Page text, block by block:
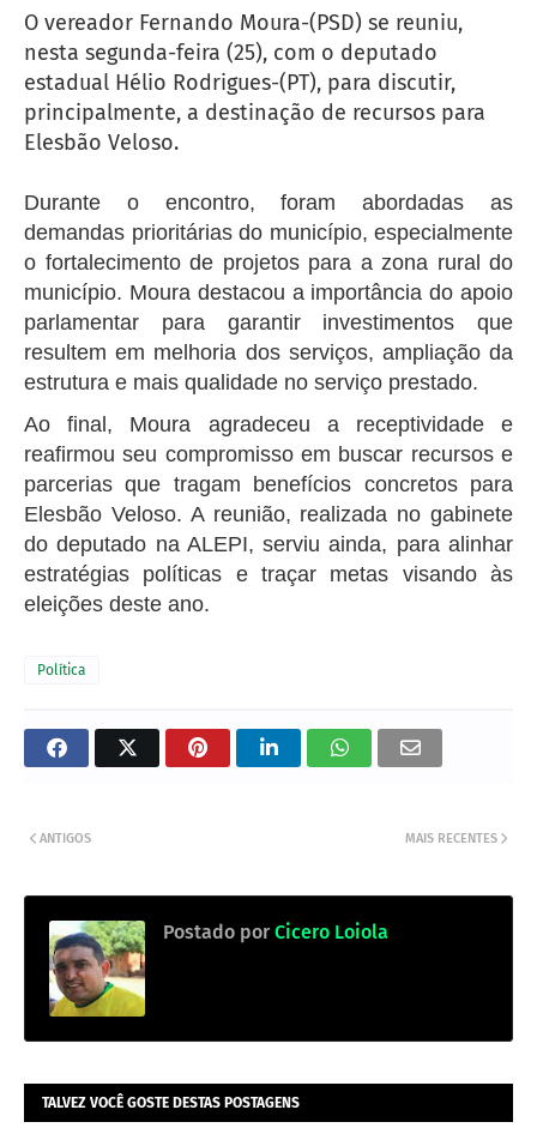
O vereador Fernando Moura-(PSD) se reuniu,
nesta segunda-feira (25), com o deputado
estadual Hélio Rodrigues-(PT), para discutir,
principalmente, a destinação de recursos para
Elesbão Veloso.
Durante o encontro, foram abordadas as
demandas prioritárias do município, especialmente
o fortalecimento de projetos para a zona rural do
município. Moura destacou a importância do apoio
parlamentar para garantir investimentos que
resultem em melhoria dos serviços, ampliação da
estrutura e mais qualidade no serviço prestado.
Ao final, Moura agradeceu a receptividade e
reafirmou seu compromisso em buscar recursos e
parcerias que tragam benefícios concretos para
Elesbão Veloso. A reunião, realizada no gabinete
do deputado na ALEPI, serviu ainda, para alinhar
estratégias políticas e traçar metas visando às
eleições deste ano.
Política
MAIS RECENTES
ANTIGOS
Postado por Cicero Loiola
TALVEZ VOCÊ GOSTE DESTAS POSTAGENS